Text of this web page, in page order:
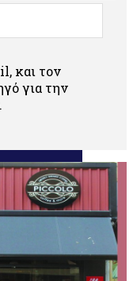
και τον
για την